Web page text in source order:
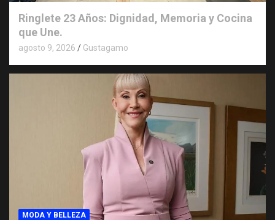
Ringlete 23 Años: Dignidad, Memoria y Cocina
que Une.
agosto 9, 2026 Gustagamo
MODA Y BELLEZA